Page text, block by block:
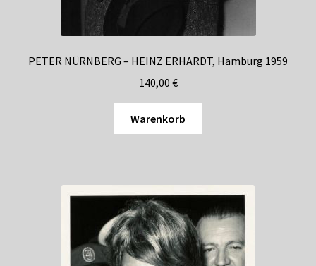
PETER NÜRNBERG – HEINZ ERHARDT, Hamburg 1959
140,00 €
Warenkorb